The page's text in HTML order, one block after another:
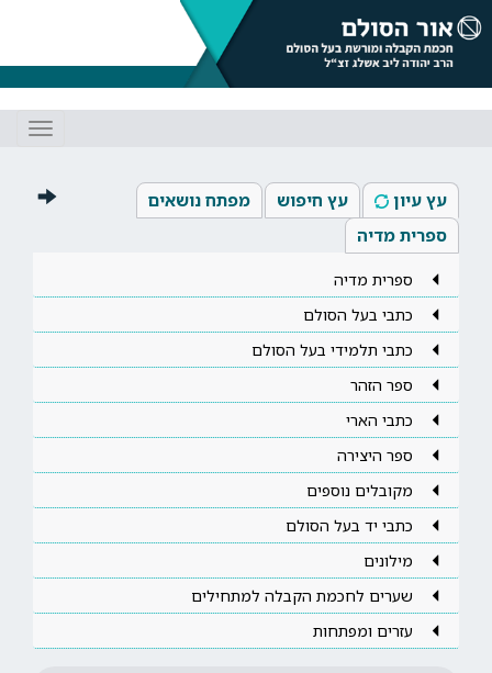
עץ עיון עץ חיפוש
מפתח נושאים
ספרית מדיה
ספרית מדיה
כתבי בעל הסולם
כתבי תלמידי בעל הסולם
ספר הזהר
כתבי הארי
ספר היצירה
מקובלים נוספים
כתבי יד בעל הסולם
מילונים
שערים לחכמת הקבלה למתחילים
עזרים ומפתחות